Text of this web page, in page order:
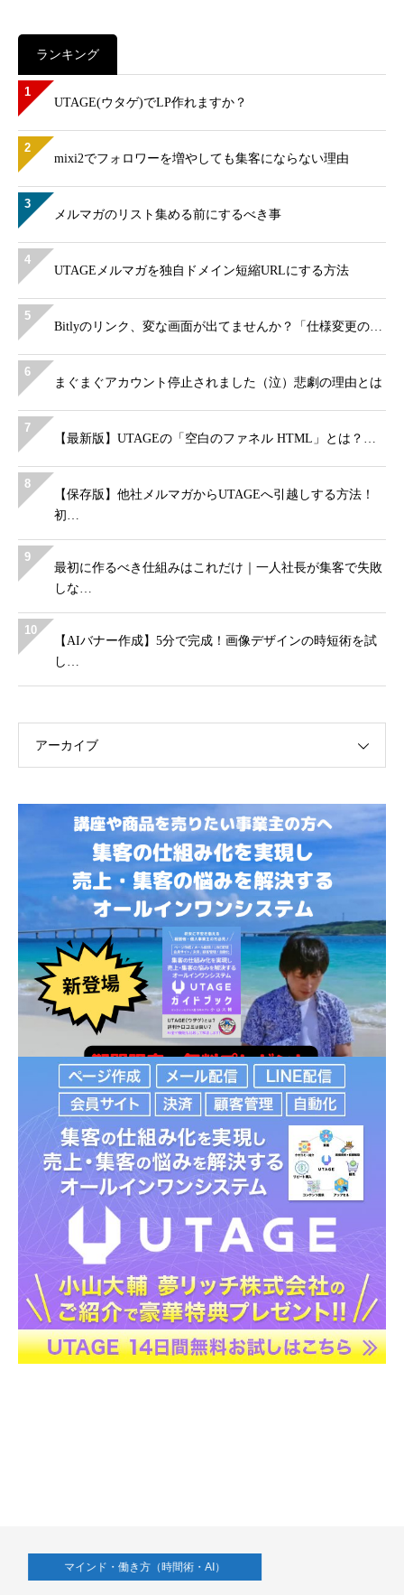
ランキング
1
UTAGE(ウタゲ)でLP作れますか？
2
mixi2でフォロワーを増やしても集客にならない理由
3
メルマガのリスト集める前にするべき事
4
UTAGEメルマガを独自ドメイン短縮URLにする方法
5
Bitlyのリンク、変な画面が出てませんか？「仕様変更の…
6
まぐまぐアカウント停止されました（泣）悲劇の理由とは
7
【最新版】UTAGEの「空白のファネル HTML」とは？…
8
【保存版】他社メルマガからUTAGEへ引越しする方法！
初…
9
最初に作るべき仕組みはこれだけ｜一人社長が集客で失敗
しな…
10
【AIバナー作成】5分で完成！画像デザインの時短術を試
し…
アーカイブ
マインド・働き方（時間術・AI）